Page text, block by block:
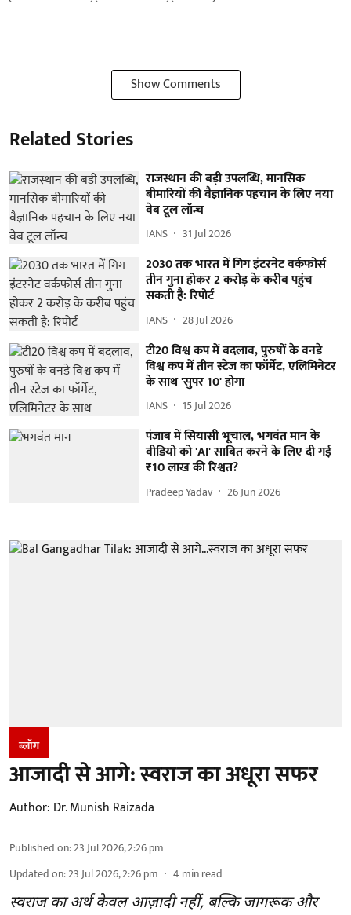
Show Comments
Related Stories
राजस्थान की बड़ी उपलब्धि, मानसिक
बीमारियों की वैज्ञानिक पहचान के लिए नया
वेब टूल लॉन्च
IANS 31 Jul 2026
2030 तक भारत में गिग इंटरनेट वर्कफोर्स
तीन गुना होकर 2 करोड़ के करीब पहुंच
सकती है: रिपोर्ट
IANS 28 Jul 2026
टी20 विश्व कप में बदलाव, पुरुषों के वनडे
विश्व कप में तीन स्टेज का फॉर्मेट, एलिमिनेटर
के साथ 'सुपर 10' होगा
IANS 15 Jul 2026
पंजाब में सियासी भूचाल, भगवंत मान के
वीडियो को 'AI' साबित करने के लिए दी गई
₹10 लाख की रिश्वत?
Pradeep Yadav 26 Jun 2026
ब्लॉग
आजादी से आगे: स्वराज का अधूरा सफर
Author: Dr. Munish Raizada
Published on:23 Jul 2026, 2:26 pm
Updated on:23 Jul 2026, 2:26 pm 4 min read
स्वराज का अर्थ केवल आज़ादी नहीं, बल्कि जागरूक और